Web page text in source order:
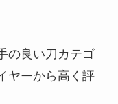
の良い刀カテゴ
ヤーから高く評